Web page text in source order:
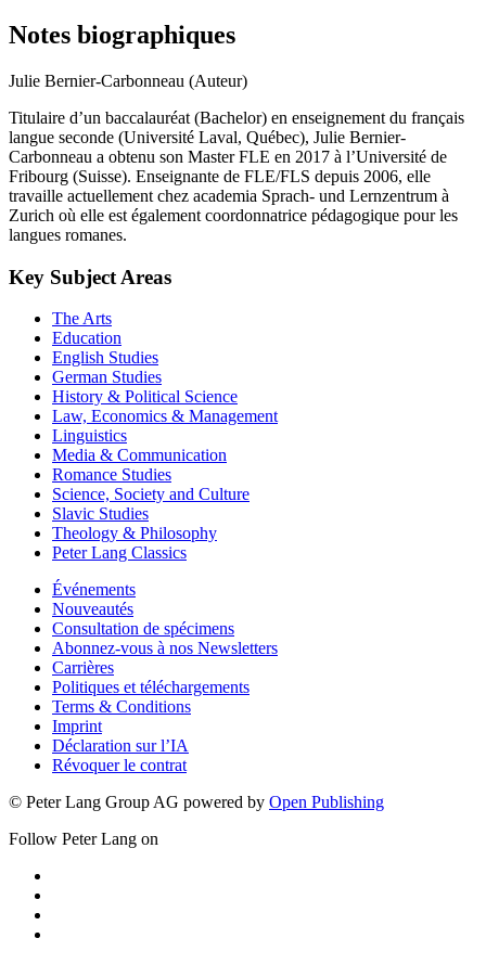
Notes biographiques
Julie Bernier-Carbonneau (Auteur)
Titulaire d’un baccalauréat (Bachelor) en enseignement du français
langue seconde (Université Laval, Québec), Julie Bernier-
Carbonneau a obtenu son Master FLE en 2017 à l’Université de
Fribourg (Suisse). Enseignante de FLE/FLS depuis 2006, elle
travaille actuellement chez academia Sprach- und Lernzentrum à
Zurich où elle est également coordonnatrice pédagogique pour les
langues romanes.
Key Subject Areas
The Arts
Education
English Studies
German Studies
History & Political Science
Law, Economics & Management
Linguistics
Media & Communication
Romance Studies
Science, Society and Culture
Slavic Studies
Theology & Philosophy
Peter Lang Classics
Événements
Nouveautés
Consultation de spécimens
Abonnez-vous à nos Newsletters
Carrières
Politiques et téléchargements
Terms & Conditions
Imprint
Déclaration sur l’IA
Révoquer le contrat
© Peter Lang Group AG powered by Open Publishing
Follow Peter Lang on